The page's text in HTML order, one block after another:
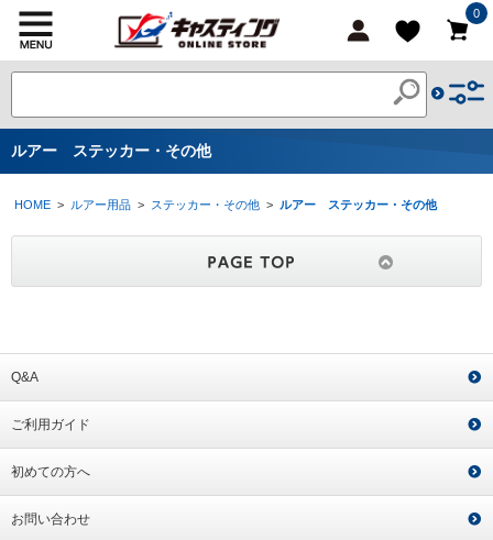
0
ルアー ステッカー・その他
HOME > ルアー用品 > ステッカー・その他 > ルアー ステッカー・その他
Q&A
ご利用ガイド
初めての方へ
お問い合わせ